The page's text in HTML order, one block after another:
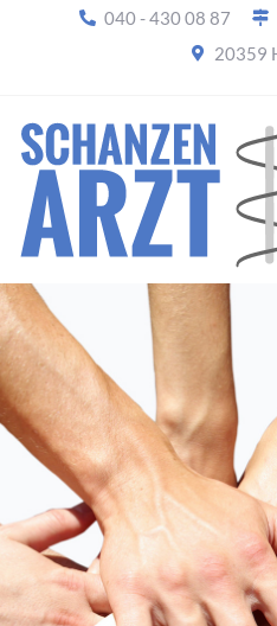
040 - 430 08 87
20359